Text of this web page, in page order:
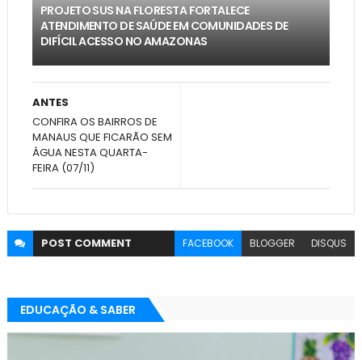
PROJETO SUS NA FLORESTA FORTALECE
ATENDIMENTO DE SAÚDE EM COMUNIDADES DE
DIFÍCIL ACESSO NO AMAZONAS
ANTES
CONFIRA OS BAIRROS DE
MANAUS QUE FICARÃO SEM
ÁGUA NESTA QUARTA-
FEIRA (07/11)
POST COMMENT FACEBOOK BLOGGER DISQUS
EDUCAÇÃO & SABER